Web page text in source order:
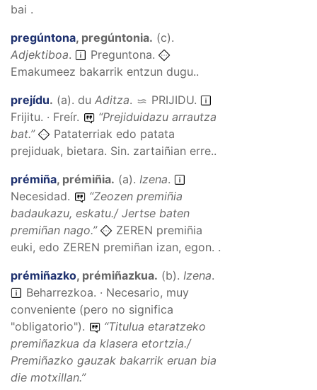
bai .
pregúntona, pregúntonia. (c).
Adjektiboa.
Preguntona.
Emakumeez bakarrik entzun dugu..
prejídu. (a). du Aditza. PRIJIDU.
Frijitu. · Freír.
“Prejiduidazu arrautza
bat.”
Pataterriak edo patata
prejiduak, bietara. Sin. zartaiñian erre..
prémiña, prémiñia. (a). Izena.
Necesidad.
“Zeozen premiñia
badaukazu, eskatu./ Jertse baten
premiñan nago.”
ZEREN premiñia
euki, edo ZEREN premiñan izan, egon. .
prémiñazko, prémiñazkua. (b). Izena.
Beharrezkoa. · Necesario, muy
conveniente (pero no significa
"obligatorio").
“Titulua etaratzeko
premiñazkua da klasera etortzia./
Premiñazko gauzak bakarrik eruan bia
die motxillan.”